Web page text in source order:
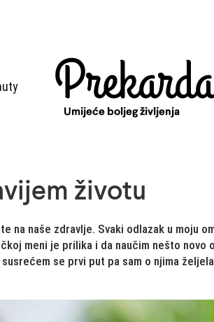
životu
na naše zdravlje. Svaki odlazak u moju
meni je prilika i da naučim nešto novo
se prvi put pa sam o njima